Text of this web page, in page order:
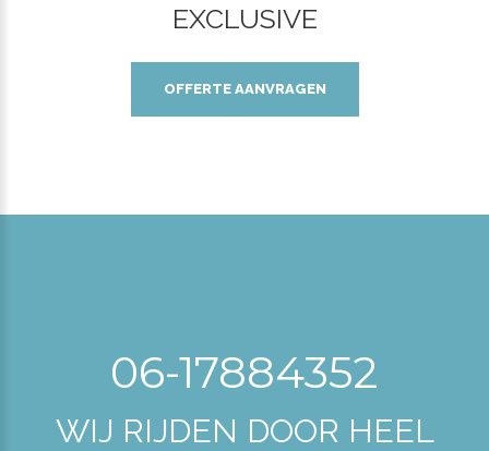
EXCLUSIVE
OFFERTE AANVRAGEN
06-17884352
WIJ RIJDEN DOOR HEEL